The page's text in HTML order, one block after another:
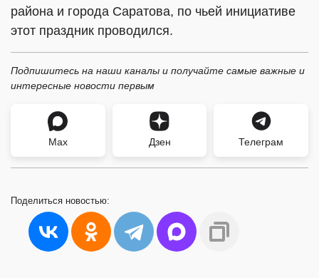
района и города Саратова, по чьей инициативе
этот праздник проводился.
Подпишитесь на наши каналы и получайте самые важные и
интересные новости первым
Max Дзен Телеграм
Поделиться новостью: